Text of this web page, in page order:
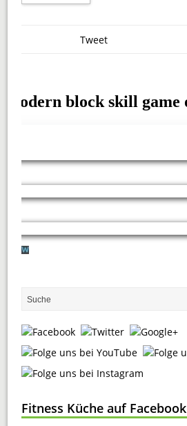
Tweet
Fitness Küche auf Facebook